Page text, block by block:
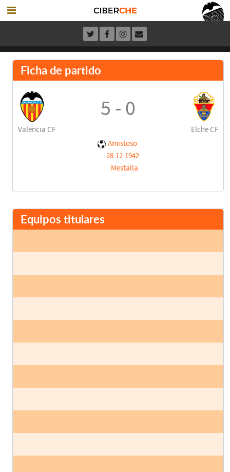
Ficha de partido
Valencia CF
5 - 0
Elche CF
Amistoso
28.12.1942
Mestalla
-
Equipos titulares